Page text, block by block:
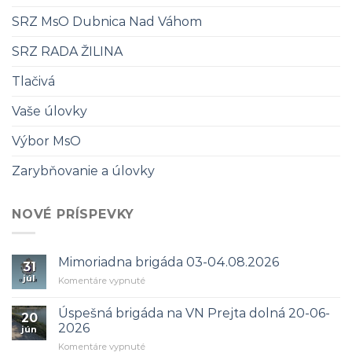
SRZ MsO Dubnica Nad Váhom
SRZ RADA ŽILINA
Tlačivá
Vaše úlovky
Výbor MsO
Zarybňovanie a úlovky
NOVÉ PRÍSPEVKY
31
júl
Mimoriadna brigáda 03-04.08.2026
Komentáre vypnuténa
brigáda
03-
20
jún
Úspešná brigáda na VN Prejta dolná 20-06-
2026
Komentáre vypnuténa